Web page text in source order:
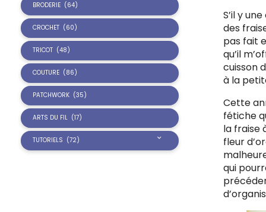
BRODERIE (64)
CROCHET (60)
TRICOT (48)
COUTURE (86)
PATCHWORK (35)
ARTS DU FIL (17)
TUTORIELS (72)
S’il y
des
pas fait
qu’il
cuisson
à la
Cette
fétiche
la fraise
fleur
qui